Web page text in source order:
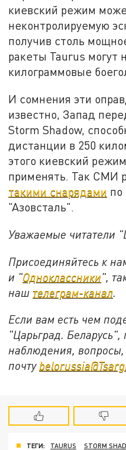
киевский режим
неконтролируемую
получив столь
ракеты Taurus могут
килограммовые
И сомнения эти
известно, Запад
Storm Shadow,
дистанции в 250
этого киевский
применять. Так СМИ
такими снарядами по
"Азовсталь".
Уважаемые читатели
Присоединяйтесь к
и "Одноклассники",
наш телеграм-канал
Если вам есть чем
"Царьград. Беларусь",
наблюдения, вопросы,
почту
ТЕГИ: TAURUS STORM